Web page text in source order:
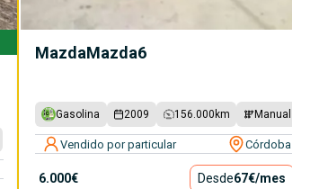
MazdaMazda6
Gasolina 2009 156.000 km Manual
Vendido por particular Córdoba
6.000€ Desde67€/mes